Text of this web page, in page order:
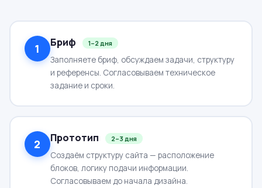
1 Бриф 1–2 дня
Заполняете бриф, обсуждаем задачи, структуру
и референсы. Согласовываем техническое
задание и сроки.
2 Прототип 2–3 дня
Создаём структуру сайта — расположение
блоков, логику подачи информации.
Согласовываем до начала дизайна.